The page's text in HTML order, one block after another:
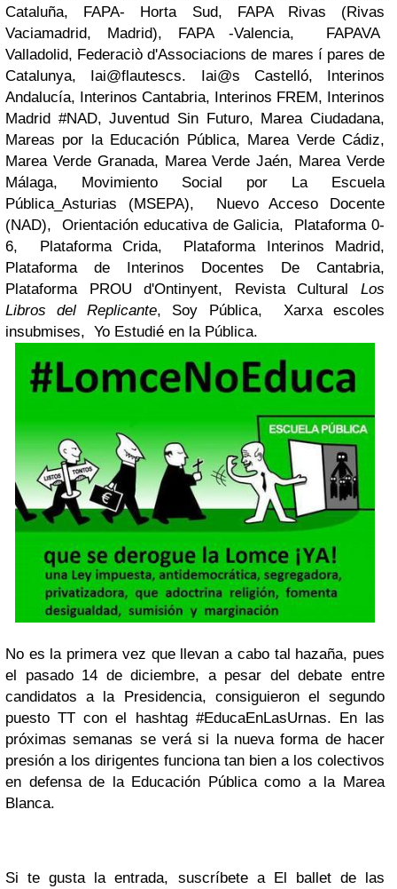
Cataluña, FAPA- Horta Sud, FAPA Rivas (Rivas
Vaciamadrid, Madrid), FAPA -Valencia, FAPAVA
Valladolid, Federaciò d'Associacions de mares í pares de
Catalunya, Iai@flautescs. Iai@s Castelló, Interinos
Andalucía, Interinos Cantabria, Interinos FREM, Interinos
Madrid #NAD, Juventud Sin Futuro, Marea Ciudadana,
Mareas por la Educación Pública, Marea Verde Cádiz,
Marea Verde Granada, Marea Verde Jaén, Marea Verde
Málaga, Movimiento Social por La Escuela
Pública_Asturias (MSEPA), Nuevo Acceso Docente
(NAD), Orientación educativa de Galicia, Plataforma 0-
6, Plataforma Crida, Plataforma Interinos Madrid,
Plataforma de Interinos Docentes De Cantabria,
Plataforma PROU d'Ontinyent, Revista Cultural Los
Libros del Replicante, Soy Pública, Xarxa escoles
insubmises, Yo Estudié en la Pública.
No es la primera vez que llevan a cabo tal hazaña, pues
el pasado 14 de diciembre, a pesar del debate entre
candidatos a la Presidencia, consiguieron el segundo
puesto TT con el hashtag #EducaEnLasUrnas. En las
próximas semanas se verá si la nueva forma de hacer
presión a los dirigentes funciona tan bien a los colectivos
en defensa de la Educación Pública como a la Marea
Blanca.
Si te gusta la entrada, suscríbete a El ballet de las